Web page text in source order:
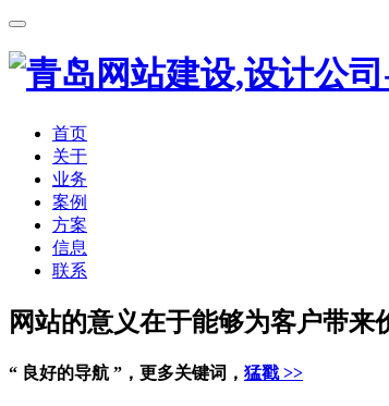
首页
关于
业务
案例
方案
信息
联系
网站的意义在于能够为客户带来
“ 良好的导航 ”，更多关键词， 猛戳 >>